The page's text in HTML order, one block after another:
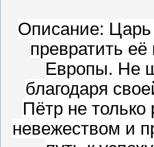
Описание: Царь
превратить
Европы. Не
благодаря
Пётр не
невежеством и